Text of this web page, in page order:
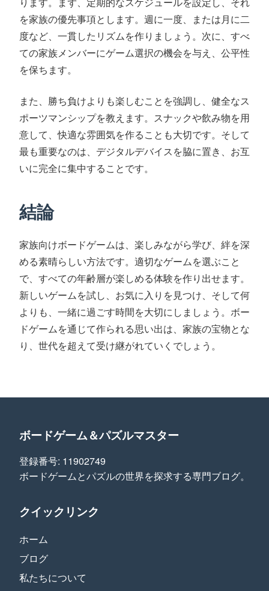
を家族の優先事項とします。週に一度、または月に二
度など、一貫したリズムを作りましょう。次に、すべ
ての家族メンバーにゲーム選択の機会を与え、公平性
を保ちます。
また、勝ち負けよりも楽しむことを強調し、健全なス
ポーツマンシップを教えます。スナックや飲み物を用
意して、快適な雰囲気を作ることも大切です。そして
最も重要なのは、デジタルデバイスを脇に置き、お互
いに完全に集中することです。
結論
家族向けボードゲームは、楽しみながら学び、絆を深
める素晴らしい方法です。適切なゲームを選ぶこと
で、すべての年齢層が楽しめる体験を作り出せます。
新しいゲームを試し、お気に入りを見つけ、そして何
よりも、一緒に過ごす時間を大切にしましょう。ボー
ドゲームを通じて作られる思い出は、家族の宝物とな
り、世代を超えて受け継がれていくでしょう。
ボードゲーム＆パズルマスター
登録番号: 11902749
ボードゲームとパズルの世界を探求する専門ブログ。
クイックリンク
ホーム
ブログ
私たちについて